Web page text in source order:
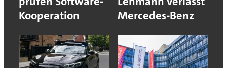
Kooperation
Mercedes-Benz